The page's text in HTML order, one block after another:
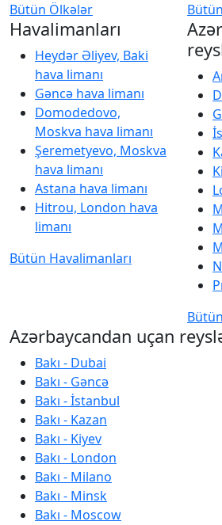
Bütün Ölkələr
Havalimanları
Heydər Əliyev, Baki
hava limanı
Gəncə hava limanı
Domodedovo,
Moskva hava limanı
Şeremetyevo, Moskva
hava limanı
Astana hava limanı
Hitrou, London hava
limanı
Bütün Havalimanları
Azərbaycandan uçan
Bakı - Dubai
Bakı - Gəncə
Bakı - İstanbul
Bakı - Kazan
Bakı - Kiyev
Bakı - London
Bakı - Milano
Bakı - Minsk
Bakı - Moscow